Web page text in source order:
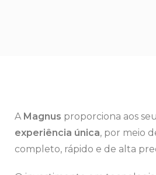
A Magnus proporciona aos
experiência única, por meio
completo, rápido e de alta